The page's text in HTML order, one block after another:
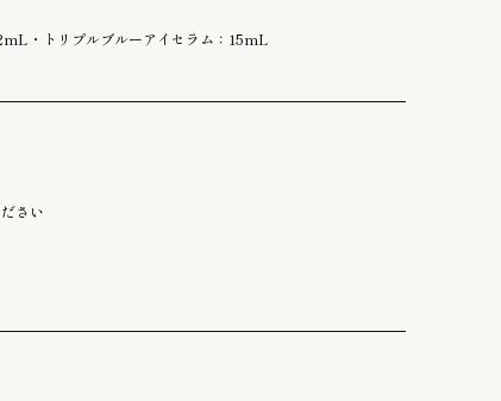
・トリプルブルーアイセラム：15mL
さい